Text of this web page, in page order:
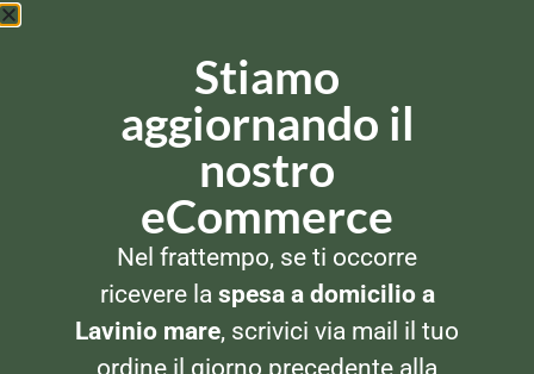
PANNA E BESCIAMELLA
Parmalat Panna Chef 3×125
PANNA E BESCIAMELLA
Parmalat Panna Salmone
2×125
Stiamo
aggiornando il
nostro
eCommerce
Nel frattempo, se ti occorre
ricevere la spesa a domicilio a
Lavinio mare, scrivici via mail il tuo